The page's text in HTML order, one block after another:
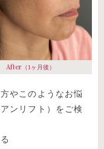
After （1ヶ月後）
やこのようなお悩
ンリフト）をご検